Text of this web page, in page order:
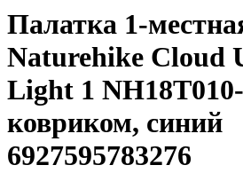
Палатка 1-
Naturehike Сloud
Light 1
ковриком, синий
6927595783276